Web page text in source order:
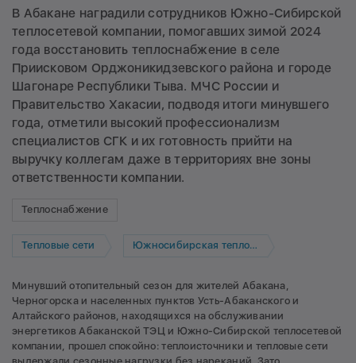
В Абакане наградили сотрудников Южно-Сибирской
теплосетевой компании, помогавших зимой 2024
года восстановить теплоснабжение в селе
Приисковом Орджоникидзевского района и городе
Шагонаре Республики Тыва. МЧС России и
Правительство Хакасии, подводя итоги минувшего
года, отметили высокий профессионализм
специалистов СГК и их готовность прийти на
выручку коллегам даже в территориях вне зоны
ответственности компании.
Теплоснабжение
Тепловые сети Южносибирская теплосетевая компания
Минувший отопительный сезон для жителей Абакана,
Черногорска и населенных пунктов Усть-Абаканского и
Алтайского районов, находящихся на обслуживании
энергетиков Абаканской ТЭЦ и Южно-Сибирской теплосетевой
компании, прошел спокойно: теплоисточники и тепловые сети